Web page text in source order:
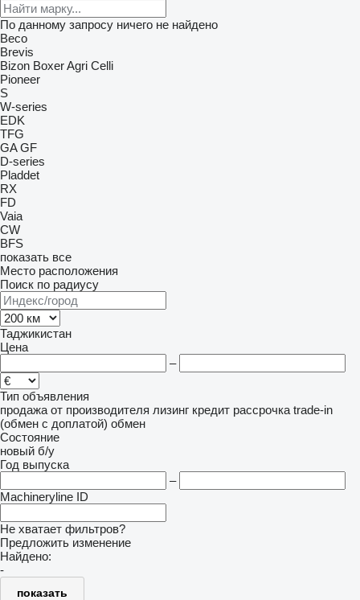
По данному запросу ничего не найдено
Beco
Brevis
Bizon Boxer Agri Celli
Pioneer
S
W-series
EDK
TFG
GA GF
D-series
Pladdet
RX
FD
Vaia
CW
BFS
показать все
Место расположения
Поиск по радиусу
Таджикистан
Цена
–
Тип объявления
продажа от производителя лизинг кредит рассрочка trade-in
(обмен с доплатой) обмен
Состояние
новый б/у
Год выпуска
–
Machineryline ID
Не хватает фильтров?
Предложить изменение
Найдено:
-
показать